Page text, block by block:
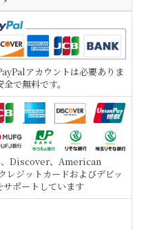
アカウントは必要ありま
で無料です。
Discover、American
ジットカードおよびデビッ
サポートしています